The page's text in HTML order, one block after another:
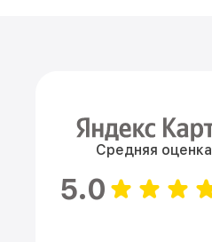
Средняя оценка
5.0